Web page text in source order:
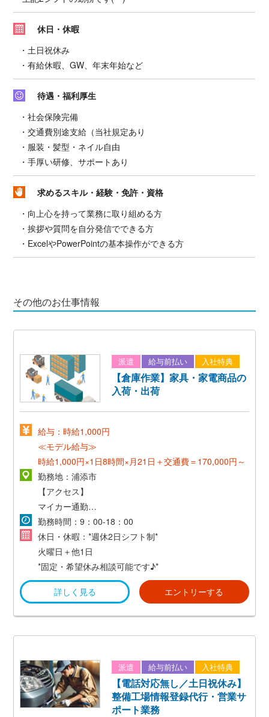
休日・休暇
・土日祝休み
・有給休暇、GW、年末年始など
待遇・福利厚生
・社会保険完備
・交通費別途支給（当社規定あり
・服装・髪型・ネイル自由
・手厚い研修、サポートあり
求めるスキル・経験・免許・資格
・向上心を持って業務に取り組める方
・挨拶や質問を自分発信でできる方
・ExcelやPowerPointの基本操作ができる方
その他のお仕事情報
派遣 給与前払い 入社特典
【倉庫作業】家具・家電商品の
入荷・出荷
給与：時給1,000円
≪モデル給与≫
時給1,000円×1日8時間×月21日＋交通費＝170,000円～
勤務地：浦添市
【アクセス】
マイカー通勤OK
*無料駐車場あり*
勤務時間：9：00-18：00
休日・休暇：*週休2日シフト制*
火曜日＋他1日
*固定・希望休み相談可能です♪*
詳しく見る エントリーする
派遣 給与前払い 入社特典
【電話対応無し／土日祝休み】
整備工場情報登録代行・営業サ
ポート業務